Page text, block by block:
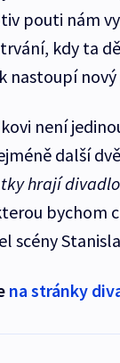
pouti nám
kdy ta
nastoupí
není
další
hrají divadlo
bychom
scény
na stránky